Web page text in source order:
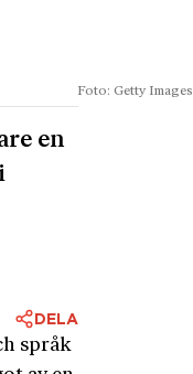
Foto: Getty Images
en
DELA
språk